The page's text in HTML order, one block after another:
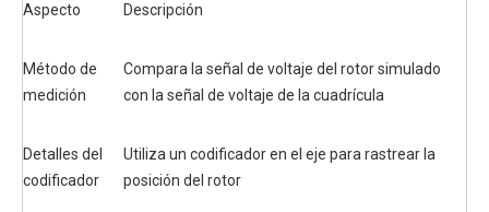
Aspecto Descripción
Método de
medición
Compara la señal de voltaje del rotor simulado
con la señal de voltaje de la cuadrícula
Detalles del
codificador
Utiliza un codificador en el eje para rastrear la
posición del rotor